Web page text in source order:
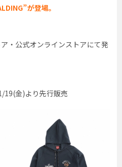
が登場。
・公式オンラインストアにて発
19(金)より先行販売